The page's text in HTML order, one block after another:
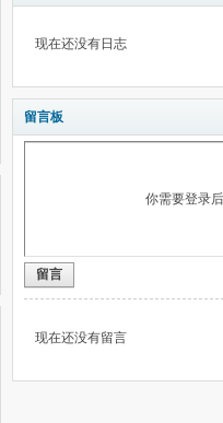
现在还没有日志
留言板
你需要登录
留言
现在还没有留言